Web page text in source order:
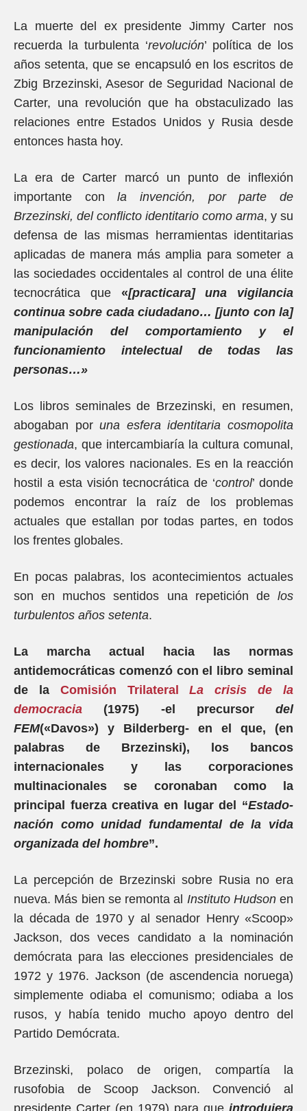
La muerte del ex presidente Jimmy Carter nos
recuerda la turbulenta ‘revolución’ política de los
años setenta, que se encapsuló en los escritos de
Zbig Brzezinski, Asesor de Seguridad Nacional de
Carter, una revolución que ha obstaculizado las
relaciones entre Estados Unidos y Rusia desde
entonces hasta hoy.
La era de Carter marcó un punto de inflexión
importante conla invención, por parte de
Brzezinski, del conflicto identitario como arma, y su
defensa de las mismas herramientas identitarias
aplicadas de manera más amplia para someter a
las sociedades occidentales al control de una élite
tecnocrática que «[practicara] una vigilancia
continua sobre cada ciudadano… [junto con la]
manipulación del comportamiento y el
funcionamiento intelectual de todas las
personas…»
Los libros seminales de Brzezinski, en resumen,
abogaban poruna esfera identitaria cosmopolita
gestionada, que intercambiaría la cultura comunal,
es decir, los valores nacionales. Es en la reacción
hostil a esta visión tecnocrática de ‘control’ donde
podemos encontrar la raíz de los problemas
actuales que estallan por todas partes, en todos
los frentes globales.
En pocas palabras, los acontecimientos actuales
son en muchos sentidos una repetición de los
turbulentos años setenta.
La marcha actual hacia las normas
antidemocráticas comenzó con el libro seminal
de la Comisión Trilateral
La crisis de la
democracia (1975) -el precursor del
FEM(«Davos») y Bilderberg- en el que, (en
palabras de Brzezinski), los bancos
internacionales y las corporaciones
multinacionales se coronaban como la
principal fuerza creativa en lugar del “Estado-
nación como unidad fundamental de la vida
organizada del hombre”.
La percepción de Brzezinski sobre Rusia no era
nueva. Más bien se remonta al Instituto Hudson en
la década de 1970 y al senador Henry «Scoop»
Jackson, dos veces candidato a la nominación
demócrata para las elecciones presidenciales de
1972 y 1976. Jackson (de ascendencia noruega)
simplemente odiaba el comunismo; odiaba a los
rusos, y había tenido mucho apoyo dentro del
Partido Demócrata.
Brzezinski, polaco de origen, compartía la
rusofobia de Scoop Jackson. Convenció al
presidente Carter (en 1979) para que introdujera